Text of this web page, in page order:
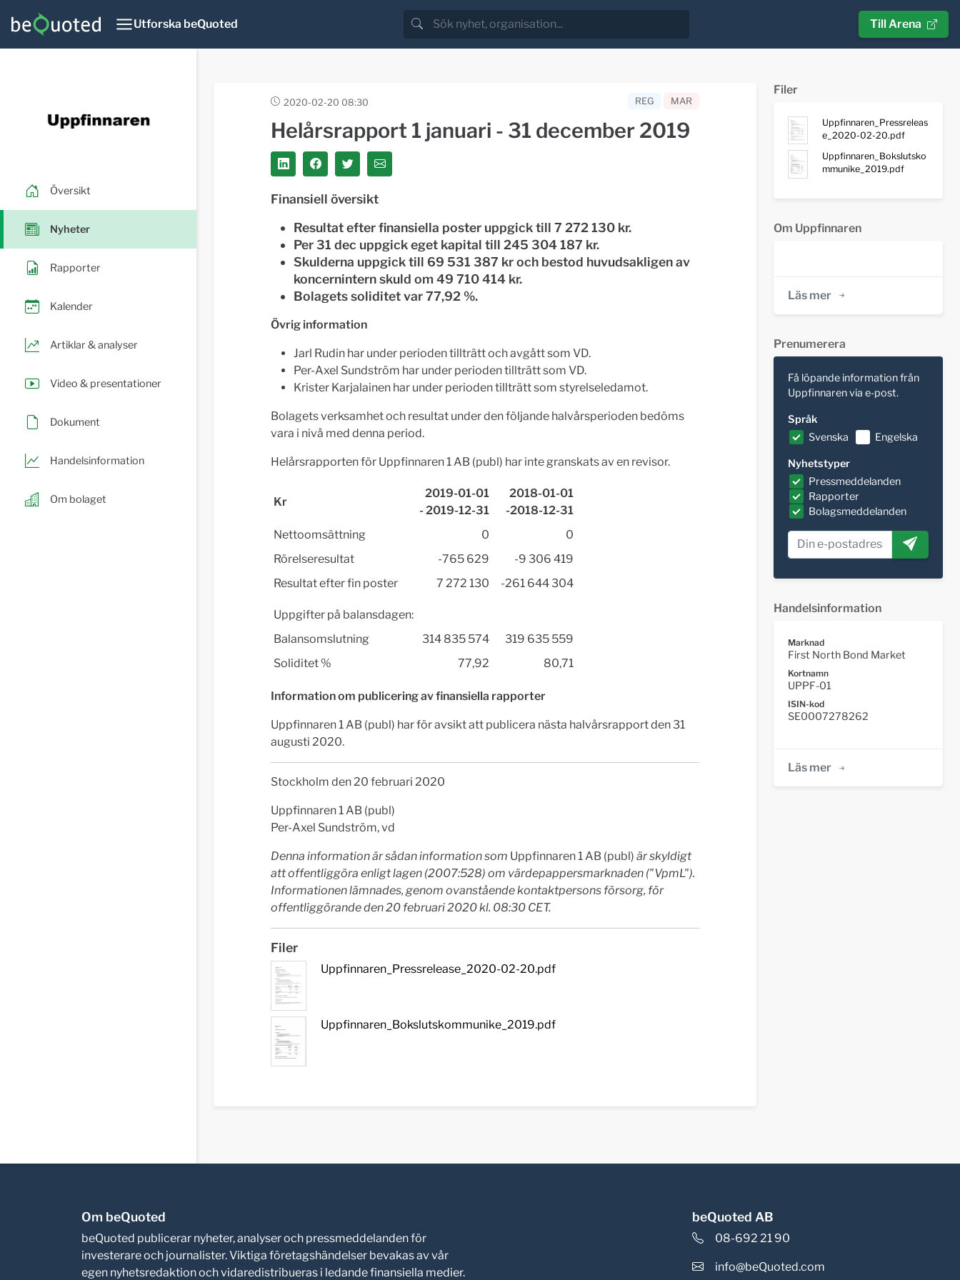
Utforska beQuoted Till Arena
Översikt
Nyheter
Rapporter
Kalender
Artiklar & analyser
Video & presentationer
Dokument
Handelsinformation
Om bolaget
2020-02-20 08:30 REG MAR
Helårsrapport 1 januari - 31 december 2019
Finansiell översikt
Resultat efter finansiella poster uppgick till 7 272 130 kr.
Per 31 dec uppgick eget kapital till 245 304 187 kr.
Skulderna uppgick till 69 531 387 kr och bestod huvudsakligen av
koncernintern skuld om 49 710 414 kr.
Bolagets soliditet var 77,92 %.
Övrig information
Jarl Rudin har under perioden tillträtt och avgått som VD.
Per-Axel Sundström har under perioden tillträtt som VD.
Krister Karjalainen har under perioden tillträtt som styrelseledamot.
Bolagets verksamhet och resultat under den följande halvårsperioden bedöms
vara i nivå med denna period.
Helårsrapporten för Uppfinnaren 1 AB (publ) har inte granskats av en revisor.
Kr
2019-01-01
- 2019-12-31
2018-01-01
-2018-12-31
Nettoomsättning
0
0
Rörelseresultat
-765 629
-9 306 419
Resultat efter fin poster
7 272 130 -261 644 304
Uppgifter på balansdagen:
Balansomslutning
314 835 574
319 635 559
Soliditet %
77,92 80,71
Information om publicering av finansiella rapporter
Uppfinnaren 1 AB (publ) har för avsikt att publicera nästa halvårsrapport den 31
augusti 2020.
Stockholm den 20 februari 2020
Uppfinnaren 1 AB (publ)
Per-Axel Sundström, vd
Denna information är sådan information som Uppfinnaren 1 AB (publ) är skyldigt
att offentliggöra enligt lagen (2007:528) om värdepappersmarknaden ("VpmL").
Informationen lämnades, genom ovanstående kontaktpersons försorg, för
offentliggörande den 20 februari 2020 kl. 08:30 CET.
Filer
Uppfinnaren_Pressrelease_2020-02-20.pdf
Uppfinnaren_Bokslutskommunike_2019.pdf
Filer
Uppfinnaren_Pressreleas
e_2020-02-20.pdf
Uppfinnaren_Bokslutsko
mmunike_2019.pdf
Om Uppfinnaren
Läs mer
Prenumerera
Få löpande information från
Uppfinnaren via e-post.
Språk
Svenska
Engelska
Nyhetstyper
Pressmeddelanden
Rapporter
Bolagsmeddelanden
Handelsinformation
Marknad
First North Bond Market
Kortnamn
UPPF-01
ISIN-kod
SE0007278262
Läs mer
Om beQuoted
beQuoted publicerar nyheter, analyser och pressmeddelanden för
investerare och journalister. Viktiga företagshändelser bevakas av vår
egen nyhetsredaktion och vidaredistribueras i ledande finansiella medier.
beQuoted AB
08-692 21 90
info@beQuoted.com